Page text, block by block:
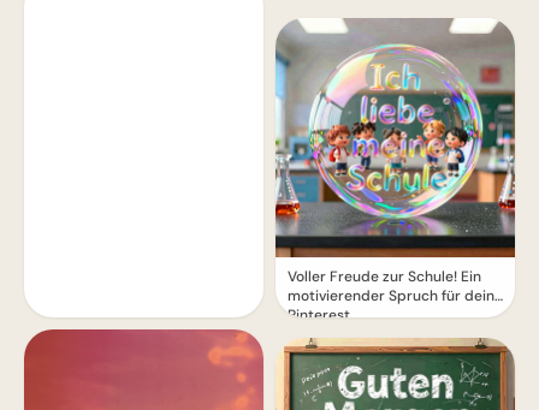
Voller Freude zur Schule! Ein
motivierender Spruch für dein
Pinterest